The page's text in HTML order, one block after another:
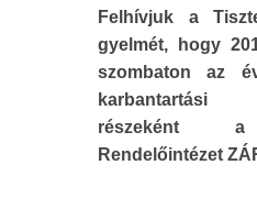
Felhívjuk a
gyelmét, hogy
szombaton az
részeként a
Rendelőintézet